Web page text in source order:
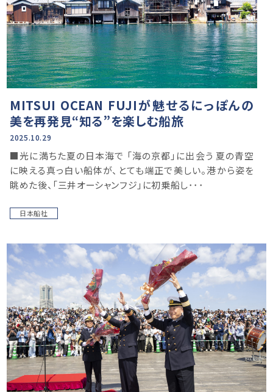
MITSUI OCEAN FUJIが魅せるにっぽんの
美を再発見“知る”を楽しむ船旅
2025.10.29
■光に満ちた夏の日本海で 「海の京都」に出会う 夏の青空
に映える真っ白い船体が、とても端正で美しい。港から姿を
眺めた後、「三井オーシャンフジ」に初乗船し･･･
日本船社